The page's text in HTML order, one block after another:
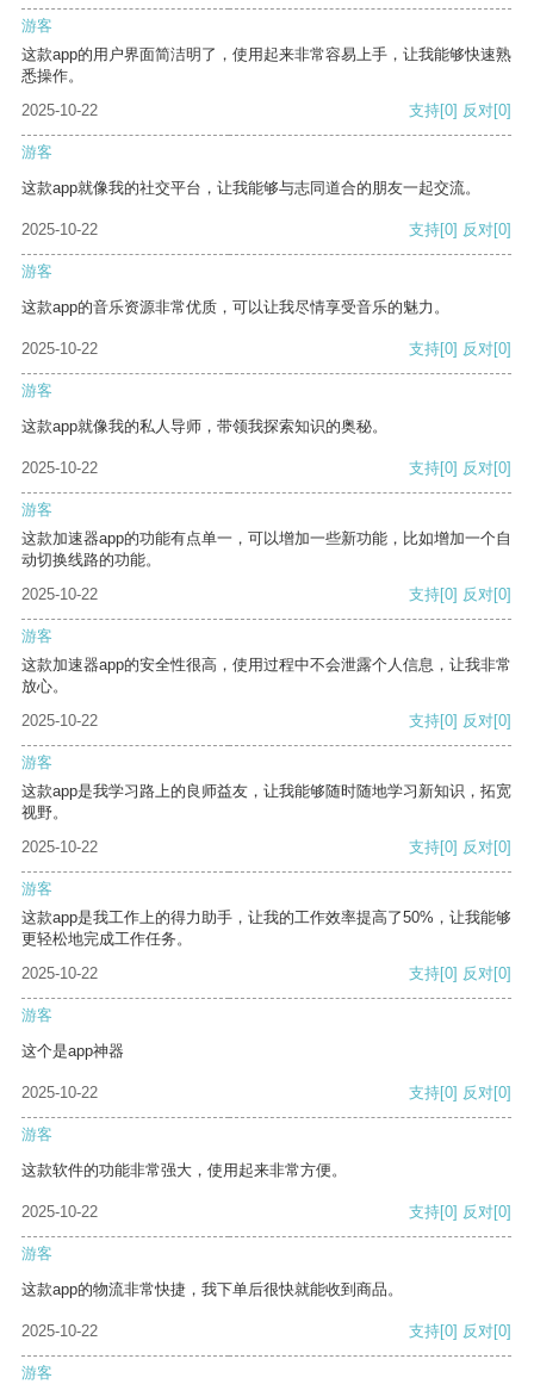
游客
这款app的用户界面简洁明了，使用起来非常容易上手，让我能够快速熟
悉操作。
2025-10-22
支持[0] 反对[0]
游客
这款app就像我的社交平台，让我能够与志同道合的朋友一起交流。
2025-10-22 支持[0] 反对[0]
游客
这款app的音乐资源非常优质，可以让我尽情享受音乐的魅力。
2025-10-22 支持[0] 反对[0]
游客
这款app就像我的私人导师，带领我探索知识的奥秘。
2025-10-22 支持[0] 反对[0]
游客
这款加速器app的功能有点单一，可以增加一些新功能，比如增加一个自
动切换线路的功能。
2025-10-22
支持[0] 反对[0]
游客
这款加速器app的安全性很高，使用过程中不会泄露个人信息，让我非常
放心。
2025-10-22
支持[0] 反对[0]
游客
这款app是我学习路上的良师益友，让我能够随时随地学习新知识，拓宽
视野。
2025-10-22
支持[0] 反对[0]
游客
这款app是我工作上的得力助手，让我的工作效率提高了50%，让我能够
更轻松地完成工作任务。
2025-10-22
支持[0] 反对[0]
游客
这个是app神器
2025-10-22 支持[0] 反对[0]
游客
这款软件的功能非常强大，使用起来非常方便。
2025-10-22 支持[0] 反对[0]
游客
这款app的物流非常快捷，我下单后很快就能收到商品。
2025-10-22 支持[0] 反对[0]
游客